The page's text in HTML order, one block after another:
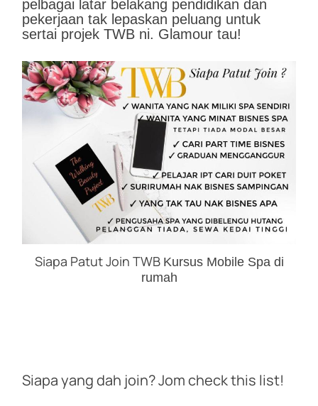
pelbagai latar belakang pendidikan dan
pekerjaan tak lepaskan peluang untuk
sertai projek TWB ni. Glamour tau!
Siapa Patut Join TWB Kursus Mobile Spa di
rumah
Siapa yang dah join? Jom check this list!